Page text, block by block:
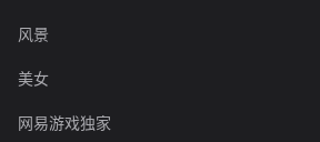
风景
美女
网易游戏独家